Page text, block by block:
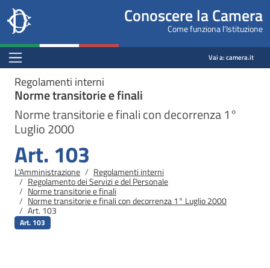
Salta al contenuto principale
Salta al menu di navigazione
Site
header
block
Camera dei deputati
Conoscere la Camera
Come funziona l'Istituzione
Menu Bar block Vai a:camera.it
Regolamenti interni
Norme transitorie e finali
Norme transitorie e finali con decorrenza 1°
Luglio 2000
Art. 103
Briciole di pane
L'Amministrazione Regolamenti interni
Regolamento dei Servizi e del Personale
Norme transitorie e finali
Norme transitorie e finali con decorrenza 1° Luglio 2000
Art. 103
Art. 103
Fine pagina
Salta al contenuto principale
Salta al menu di navigazione
Vai a inizio pagina